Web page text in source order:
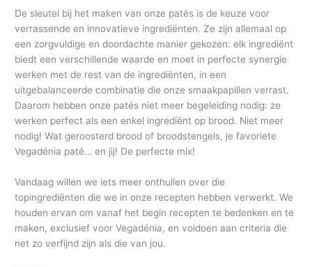
De sleutel bij het maken van onze patés is de keuze voor
verrassende en innovatieve ingrediënten. Ze zijn allemaal op
een zorgvuldige en doordachte manier gekozen: elk ingrediënt
biedt een verschillende waarde en moet in perfecte synergie
werken met de rest van de ingrediënten, in een
uitgebalanceerde combinatie die onze smaakpapillen verrast.
Daarom hebben onze patés niet meer begeleiding nodig: ze
werken perfect als een enkel ingrediënt op brood. Niet meer
nodig! Wat geroosterd brood of broodstengels, je favoriete
Vegadénia paté… en jij! De perfecte mix!
Vandaag willen we iets meer onthullen over die
topingrediënten die we in onze recepten hebben verwerkt. We
houden ervan om vanaf het begin recepten te bedenken en te
maken, exclusief voor Vegadénia, en voldoen aan criteria die
net zo verfijnd zijn als die van jou.